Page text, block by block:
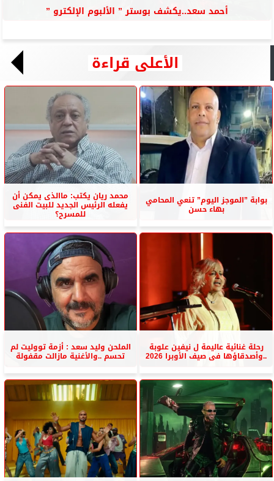
أحمد سعد..يكشف بوستر ” الألبوم الإلكترو ”
الأعلى قراءة
بوابة ”الموجز اليوم” تنعي المحامي
بهاء حسن
محمد ريان يكتب: ماالذى يمكن أن
يفعله الرئيس الجديد للبيت الفنى
للمسرح؟
رحلة غنائية عاليمة ل نيفين علوبة
..وأصدقاؤها فى صيف الأوبرا 2026
الملحن وليد سعد : أزمة تووليت لم
تحسم ..والأغنية مازالت مقفولة